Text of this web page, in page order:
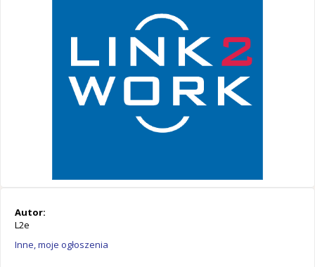
Autor:
L2e
Inne, moje ogłoszenia